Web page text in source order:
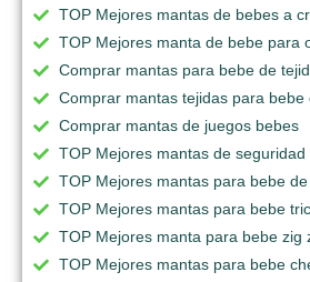
TOP Mejores mantas de bebes a
TOP Mejores manta de bebe para
Comprar mantas para bebe de
Comprar mantas tejidas para bebe
Comprar mantas de juegos bebes
TOP Mejores mantas de
TOP Mejores mantas para bebe
TOP Mejores mantas para bebe
TOP Mejores manta para bebe zig
TOP Mejores mantas para bebe